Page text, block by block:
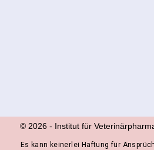
© 2026- Institut für
Es kann keinerlei Haftung für